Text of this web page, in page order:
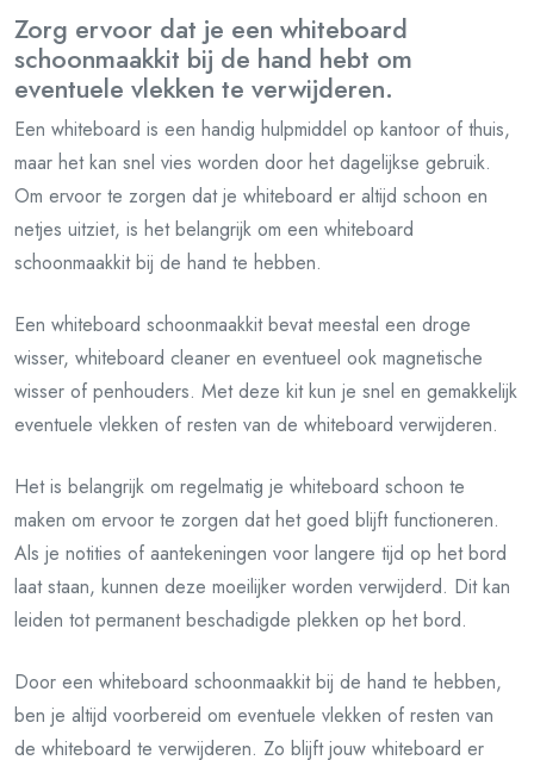
Zorg ervoor dat je een whiteboard
schoonmaakkit bij de hand hebt om
eventuele vlekken te verwijderen.
Een whiteboard is een handig hulpmiddel op kantoor of thuis,
maar het kan snel vies worden door het dagelijkse gebruik.
Om ervoor te zorgen dat je whiteboard er altijd schoon en
netjes uitziet, is het belangrijk om een ​​whiteboard
schoonmaakkit bij de hand te hebben.
Een whiteboard schoonmaakkit bevat meestal een droge
wisser, whiteboard cleaner en eventueel ook magnetische
wisser of penhouders. Met deze kit kun je snel en gemakkelijk
eventuele vlekken of resten van de whiteboard verwijderen.
Het is belangrijk om regelmatig je whiteboard schoon te
maken om ervoor te zorgen dat het goed blijft functioneren.
Als je notities of aantekeningen voor langere tijd op het bord
laat staan, kunnen deze moeilijker worden verwijderd. Dit kan
leiden tot permanent beschadigde plekken op het bord.
Door een whiteboard schoonmaakkit bij de hand te hebben,
ben je altijd voorbereid om eventuele vlekken of resten van
de whiteboard te verwijderen. Zo blijft jouw whiteboard er